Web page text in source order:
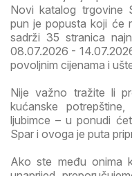
Novi katalog trgovine
pun je popusta koji će
sadrži 35 stranica
08.07.2026 -
povoljnim cijenama i
Nije važno tražite li
kućanske
ljubimce – u ponudi
Spar i ovoga je puta
Ako ste među onima